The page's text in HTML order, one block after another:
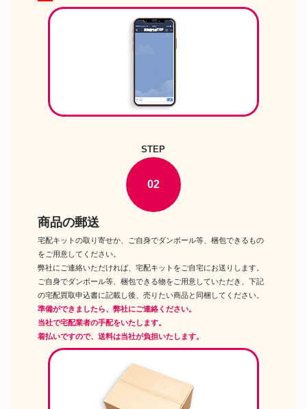
ドルフィードリーム
DD キャンディ
STEP
02
商品の郵送
宅配キットの取り寄せか、ご自身でダンボール等、梱包できるもの
をご用意してください。
弊社にご連絡いただければ、宅配キットをご自宅にお送りします。
ご自身でダンボール等、梱包できる物をご用意していただき、下記
の宅配買取申込書に記載し後、売りたい商品と同梱してください。
準備ができましたら、弊社にご連絡ください。
当社で宅配業者の手配をいたします。
着払いですので、送料は当社が負担いたします。